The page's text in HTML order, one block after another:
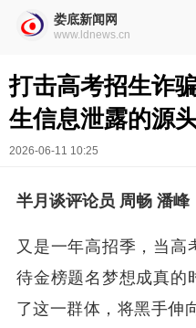
娄底新闻网
www.ldnews.cn
打击高考招生诈
生信息泄露的源
2026-06-11 10:25
半月谈评论员 周畅 潘峰
又是一年高招季，当高
待金榜题名梦想成真的
了这一群体，将黑手伸